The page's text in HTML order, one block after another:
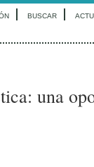
BUSCAR
una